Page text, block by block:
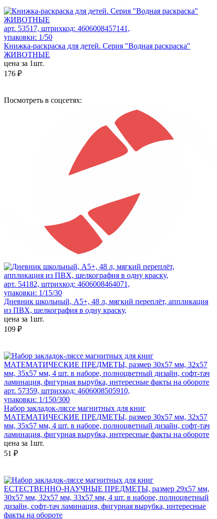
арт. 53517, штрихкод: 4606008457141,
упаковки: 1/50
Книжка-раскраска для детей. Серия "Водная раскраска"
ЖИВОТНЫЕ
цена за 1шт.
176 ₽
Посмотреть в соцсетях:
арт. 54182, штрихкод: 4606008464071,
упаковки: 1/15/30
Дневник школьный, А5+, 48 л, мягкий переплёт, аппликация
из ПВХ, шелкография в одну краску,
цена за 1шт.
109 ₽
арт. 57359, штрихкод: 4606008505910,
упаковки: 1/150/300
Набор закладок-ляссе магнитных для книг
МАТЕМАТИЧЕСКИЕ ПРЕДМЕТЫ, размер 30x57 мм, 32x57
мм, 35x57 мм, 4 шт. в наборе, полноцветный дизайн, софт-тач
ламинация, фигурная вырубка, интересные факты на обороте
цена за 1шт.
51 ₽